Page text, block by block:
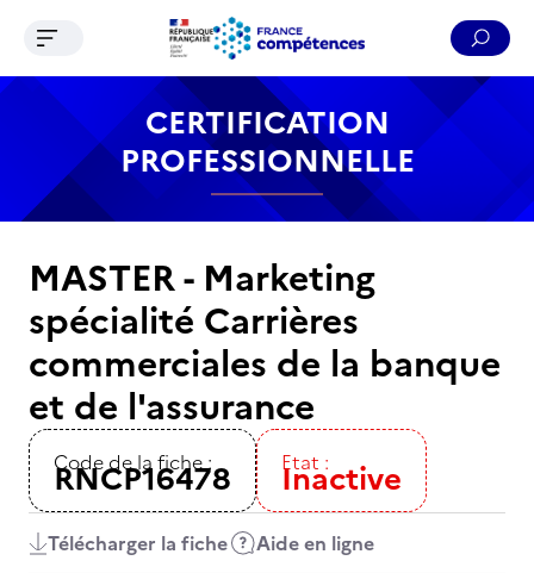
Contenu Recherche Menu Pied de page
Ouvrir le menu de navigation
CERTIFICATION
PROFESSIONNELLE
MASTER - Marketing
spécialité Carrières
commerciales de la banque
et de l'assurance
Code de la fiche :
RNCP16478 Etat :
Inactive
Télécharger la fiche Aide en ligne